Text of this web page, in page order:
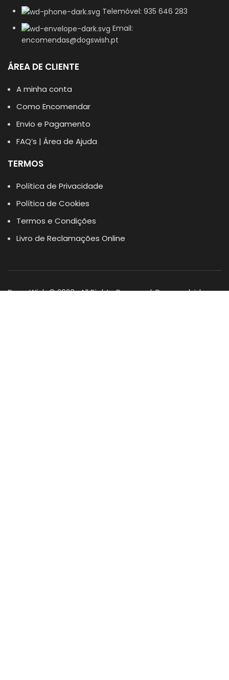
Telemóvel: 935 646 283
Email:
encomendas@dogswish.pt
ÁREA DE CLIENTE
A minha conta
Como Encomendar
Envio e Pagamento
FAQ’s | Área de Ajuda
TERMOS
Política de Privacidade
Política de Cookies
Termos e Condições
Livro de Reclamações Online
Dogs Wish © 2023 . All Rights Reserved. Desenvolvido por